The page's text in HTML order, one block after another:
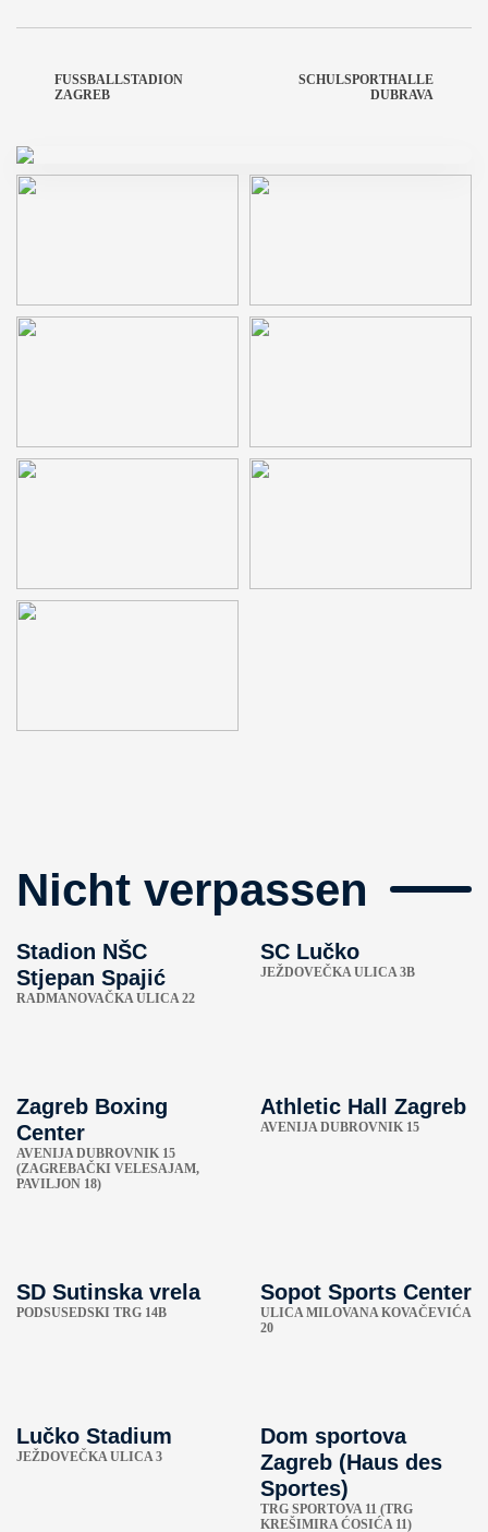
FUSSBALLSTADION Z
AGREB
SCHULSPORTHALLE
DUBRAVA
Nicht verpassen
Stadion NŠC
Stjepan Spajić
RADMANOVAČKA ULICA 22
SC Lučko
JEŽDOVEČKA ULICA 3B
Zagreb Boxing
Center
AVENIJA DUBROVNIK 15
(ZAGREBAČKI VELESAJAM,
PAVILJON 18)
Athletic Hall Zagreb
AVENIJA DUBROVNIK 15
SD Sutinska vrela
PODSUSEDSKI TRG 14B
Sopot Sports Center
ULICA MILOVANA KOVAČEVIĆA
20
Lučko Stadium
JEŽDOVEČKA ULICA 3
Dom sportova
Zagreb (Haus des
Sportes)
TRG SPORTOVA 11 (TRG
KREŠIMIRA ĆOSIĆA 11)